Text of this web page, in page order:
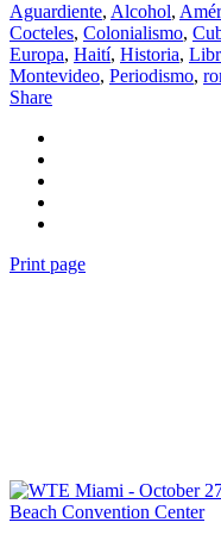
Aguardiente, Alcohol,
Cocteles, Colonialismo,
Europa, Haití, Historia,
Montevideo, Periodismo,
Share
Print page